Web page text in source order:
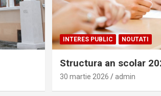
INTERES PUBLIC NOUTATI
Structura an scolar
30 martie 2026 admin